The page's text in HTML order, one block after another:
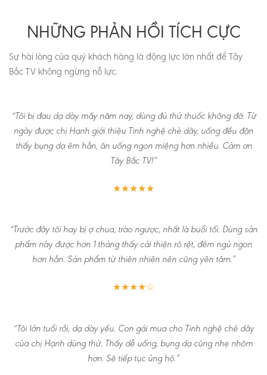
NHỮNG PHẢN HỒI TÍCH CỰC
Sự hài lòng của quý khách hàng là động lực lớn nhất để Tây
Bắc TV không ngừng nỗ lực.
“Tôi bị đau dạ dày mấy năm nay, dùng đủ thứ thuốc không đỡ. Từ
ngày được chị Hạnh giới thiệu Tinh nghệ chè dây, uống đều đặn
thấy bụng dạ êm hẳn, ăn uống ngon miệng hơn nhiều. Cảm ơn
Tây Bắc TV!”
★★★★★
“Trước đây tôi hay bị ợ chua, trào ngược, nhất là buổi tối. Dùng sản
phẩm này được hơn 1 tháng thấy cải thiện rõ rệt, đêm ngủ ngon
hơn hẳn. Sản phẩm từ thiên nhiên nên cũng yên tâm.”
★★★★☆
“Tôi lớn tuổi rồi, dạ dày yếu. Con gái mua cho Tinh nghệ chè dây
của chị Hạnh dùng thử. Thấy dễ uống, bụng dạ cũng nhẹ nhõm
hơn. Sẽ tiếp tục ủng hộ.”